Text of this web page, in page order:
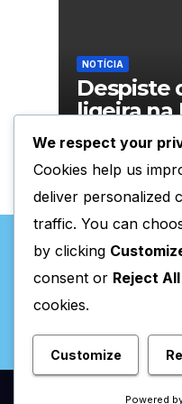
NOTÍCIA
Despiste
ligeira na
junto ao
do Pinhal
07.08.2026
Valpaços
We respect your
Cookies help us
deliver personalized
traffic. You can
by clicking
consent or Reject All
cookies.
Customize
Powered